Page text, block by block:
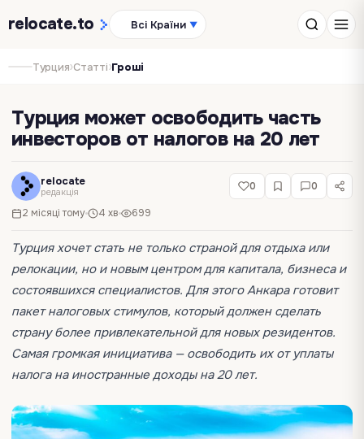
relocate.to Всі Країни ▼
Турция›Статті›Гроші
Турция может освободить часть
инвесторов от налогов на 20 лет
relocate
редакція
2 місяці тому 4 хв 699
0 0
Турция хочет стать не только страной для отдыха или
релокации, но и новым центром для капитала, бизнеса и
состоявшихся специалистов. Для этого Анкара готовит
пакет налоговых стимулов, который должен сделать
страну более привлекательной для новых резидентов.
Самая громкая инициатива — освободить их от уплаты
налога на иностранные доходы на 20 лет.